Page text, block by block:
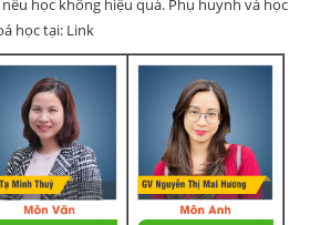
học không hiệu quả. Phụ huynh và học
học tại: Link